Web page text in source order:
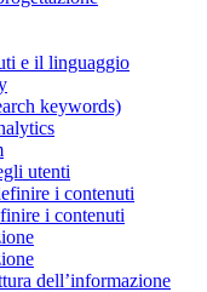
e il linguaggio
keywords)
utenti
i contenuti
i contenuti
dell’informazione